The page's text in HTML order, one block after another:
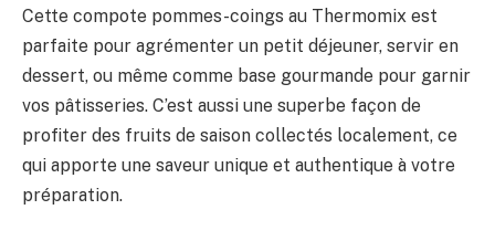
Cette compote pommes-coings au Thermomix est
parfaite pour agrémenter un petit déjeuner, servir en
dessert, ou même comme base gourmande pour garnir
vos pâtisseries. C’est aussi une superbe façon de
profiter des fruits de saison collectés localement, ce
qui apporte une saveur unique et authentique à votre
préparation.